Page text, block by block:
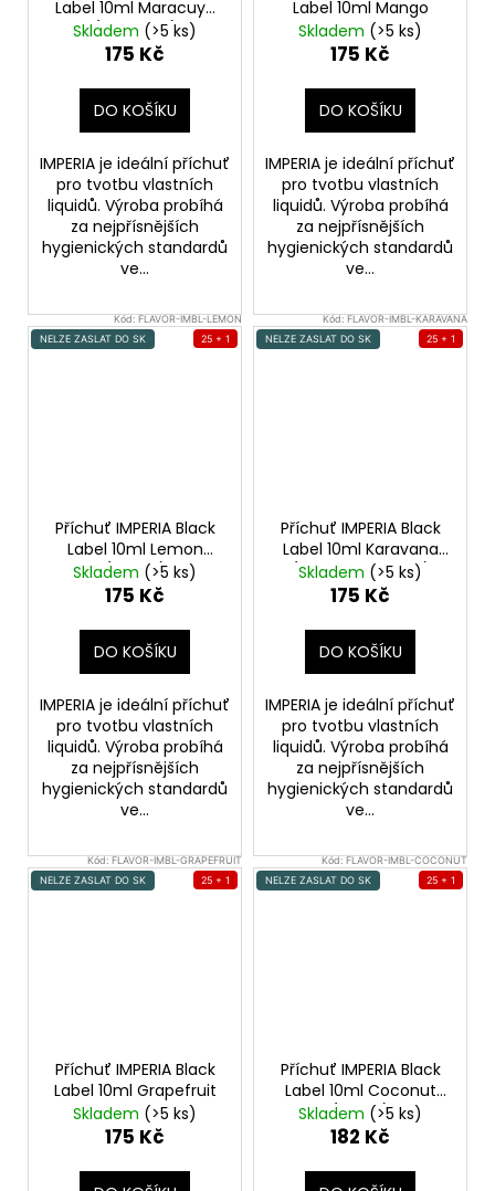
Label 10ml Maracuya
(Marakuja)
Skladem (>5 ks)
175 Kč
DO KOŠÍKU
IMPERIA je ideální příchuť
pro tvotbu vlastních
liquidů. Výroba probíhá
za nejpřísnějších
hygienických standardů
ve...
Label 10ml Mango
Skladem (>5 ks)
175 Kč
DO KOŠÍKU
IMPERIA je ideální příchuť
pro tvotbu vlastních
liquidů. Výroba probíhá
za nejpřísnějších
hygienických standardů
ve...
Kód:FLAVOR-IMBL-LEMON
NELZE ZASLAT DO SK
25 + 1
Příchuť IMPERIA Black
Label 10ml Lemon
(Citrón)
Skladem (>5 ks)
175 Kč
DO KOŠÍKU
IMPERIA je ideální příchuť
pro tvotbu vlastních
liquidů. Výroba probíhá
za nejpřísnějších
hygienických standardů
ve...
Kód:FLAVOR-IMBL-KARAVANA
NELZE ZASLAT DO SK
25 + 1
Příchuť IMPERIA Black
Label 10ml Karavana
(Orientální tabák)
Skladem (>5 ks)
175 Kč
DO KOŠÍKU
IMPERIA je ideální příchuť
pro tvotbu vlastních
liquidů. Výroba probíhá
za nejpřísnějších
hygienických standardů
ve...
Kód:FLAVOR-IMBL-GRAPEFRUIT
NELZE ZASLAT DO SK
25 + 1
Příchuť IMPERIA Black
Label 10ml Grapefruit
Skladem (>5 ks)
175 Kč
Kód:FLAVOR-IMBL-COCONUT
NELZE ZASLAT DO SK
25 + 1
Příchuť IMPERIA Black
Label 10ml Coconut
(Kokos)
Skladem (>5 ks)
182 Kč